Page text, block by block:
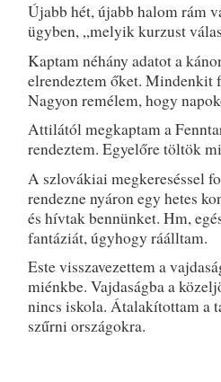
Újabb hét, újabb halom rám
ügyben, „melyik kurzust
Kaptam néhány adatot a
elrendeztem őket. Mindenkit
Nagyon remélem, hogy
Attilától megkaptam a
rendeztem. Egyelőre töltök
A szlovákiai megkereséssel
rendezne nyáron egy hetes
és hívtak bennünket. Hm,
fantáziát, úgyhogy ráálltam.
Este visszavezettem a
miénkbe. Vajdaságba a
nincs iskola. Átalakítottam a
szűrni országokra.